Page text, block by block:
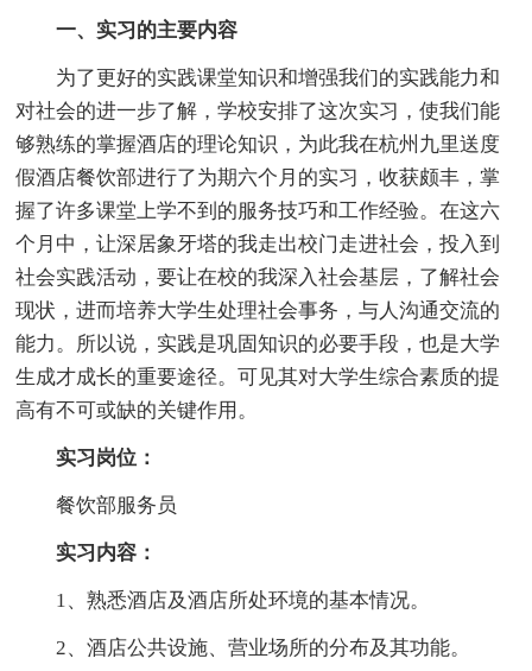
一、实习的主要内容
为了更好的实践课堂知识和增强我们的实践能力和
对社会的进一步了解，学校安排了这次实习，使我们能
够熟练的掌握酒店的理论知识，为此我在杭州九里送度
假酒店餐饮部进行了为期六个月的实习，收获颇丰，掌
握了许多课堂上学不到的服务技巧和工作经验。在这六
个月中，让深居象牙塔的我走出校门走进社会，投入到
社会实践活动，要让在校的我深入社会基层，了解社会
现状，进而培养大学生处理社会事务，与人沟通交流的
能力。所以说，实践是巩固知识的必要手段，也是大学
生成才成长的重要途径。可见其对大学生综合素质的提
高有不可或缺的关键作用。
实习岗位：
餐饮部服务员
实习内容：
1、熟悉酒店及酒店所处环境的基本情况。
2、酒店公共设施、营业场所的分布及其功能。